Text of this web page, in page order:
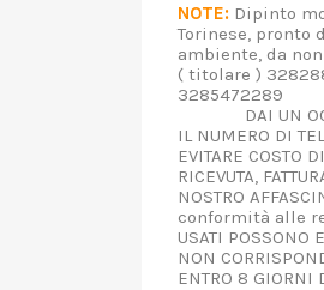
NOTE: Dipinto
Torinese, pronto
ambiente, da non
( titolare )
3285472289
DAI UN
IL NUMERO DI
EVITARE COSTO
RICEVUTA,
NOSTRO
conformità alle
USATI POSSONO
NON
ENTRO 8 GIORNI